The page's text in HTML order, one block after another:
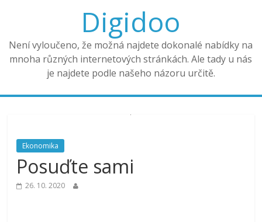
Digidoo
Není vyloučeno, že možná najdete dokonalé nabídky na
mnoha různých internetových stránkách. Ale tady u nás
je najdete podle našeho názoru určitě.
Ekonomika
Posuďte sami
26. 10. 2020